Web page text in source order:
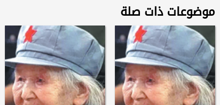
موضوعات ذات صلة